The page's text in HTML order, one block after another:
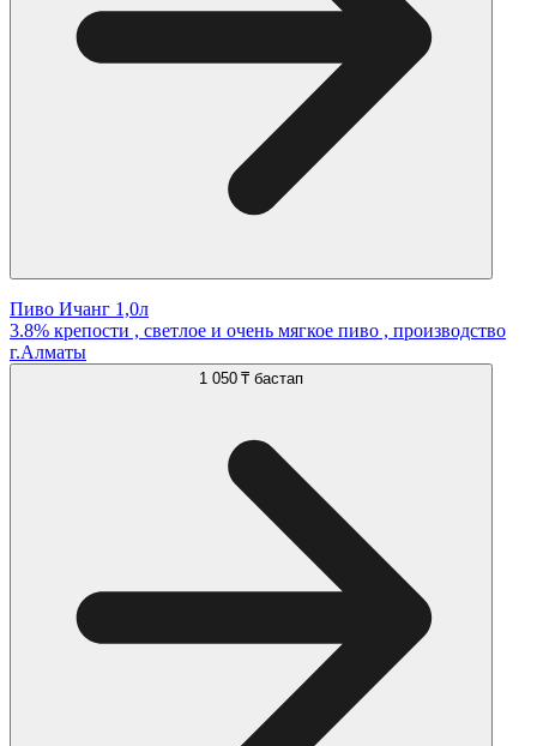
Пиво Ичанг 1,0л
3.8% крепости , светлое и очень мягкое пиво , производство
г.Алматы
1 050 ₸ бастап